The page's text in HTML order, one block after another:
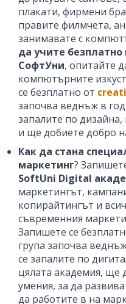
плакати, фирмени
правите филмчета,
занимавате с
да учите
СофтУни, опитайте
компютърните
се безплатно от
започва веднъж в
запалите по
и ще добиете добро
Как да стана
маркетинг?
SoftUni Digital
маркетингът,
копирайтингът и
съвременния
Запишете се
група започва
се запалите по
цялата академия, ще
умения, за да
да работите в на